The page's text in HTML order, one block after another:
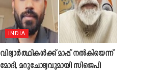
INDIA
വിദ്യാർത്ഥികൾക്ക് മാപ്പ് നൽകിയെന്ന്
മോദി, മറുചോദ്യവുമായി സിജെപി